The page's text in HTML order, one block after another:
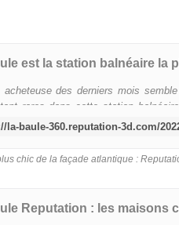
acheteuse des derniers mois
rares dans cette station
chers ! La Baule est la station
chic de la façade atlantique :